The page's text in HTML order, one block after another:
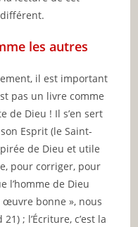
les autres
il est important
pas un livre comme
de Dieu ! Il s’en sert
Esprit (le Saint-
de Dieu et utile
pour corriger, pour
l’homme de Dieu
bonne », nous
; l’Écriture, c’est la